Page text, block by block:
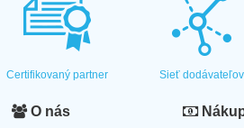
Certifikovaný partner Sieť dodávateľov
O nás